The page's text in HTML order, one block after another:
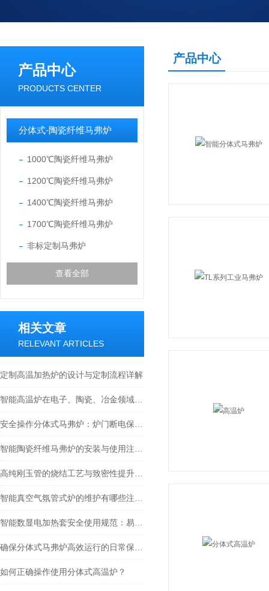
产品中心
PRODUCTS CENTER
分体式-陶瓷纤维马弗炉
1000℃陶瓷纤维马弗炉
1200℃陶瓷纤维马弗炉
1400℃陶瓷纤维马弗炉
1700℃陶瓷纤维马弗炉
非标定制马弗炉
查看全部
相关文章
RELEVANT ARTICLES
定制高温加热炉的设计与定制流程详解
如何正确操作使用分体式高温炉？
产品中心